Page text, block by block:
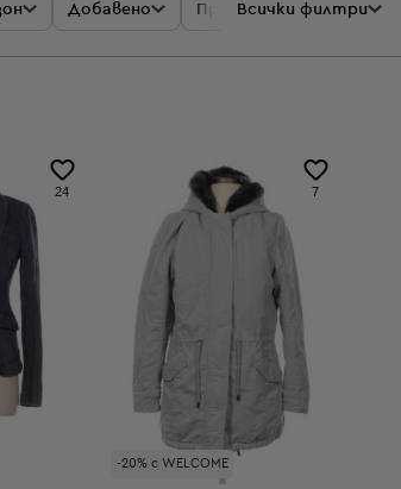
Добавено Промоции Цена
Всички филтри
24
-20% с WELCOME
7